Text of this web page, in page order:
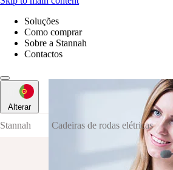
Soluções
Como comprar
Sobre a Stannah
Contactos
Alterar
Stannah Cadeiras de rodas elétricas